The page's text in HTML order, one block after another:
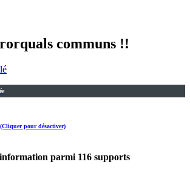
communs !!
(Cliquer pour désactiver)
parmi 116 supports